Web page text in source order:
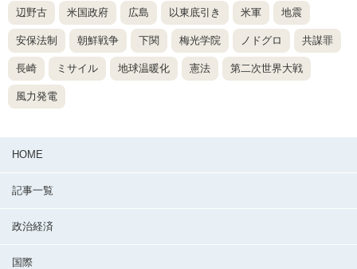
辺野古 米国政府 広島 以東底引き 米軍 地震
安保法制 朝鮮戦争 下関 梅光学院 ノドグロ 共謀罪
長崎 ミサイル 地球温暖化 憲法 第二次世界大戦
風力発電
HOME
記事一覧
政治経済
国際